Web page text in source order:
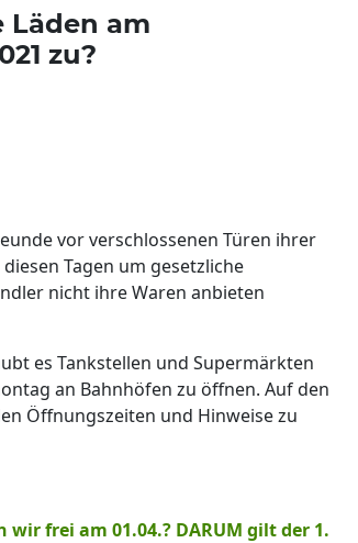
Läden am
zu?
vor verschlossenen Türen ihrer
Tagen um gesetzliche
nicht ihre Waren anbieten
es Tankstellen und Supermärkten
an Bahnhöfen zu öffnen. Auf den
Öffnungszeiten und Hinweise zu
frei am 01.04.? DARUM gilt der 1.